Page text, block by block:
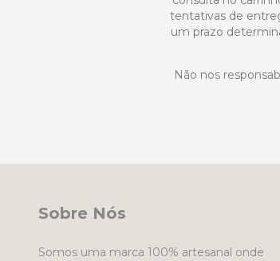
tentativas de
um prazo
Não nos
Sobre Nós
Somos uma marca 100% artesanal onde